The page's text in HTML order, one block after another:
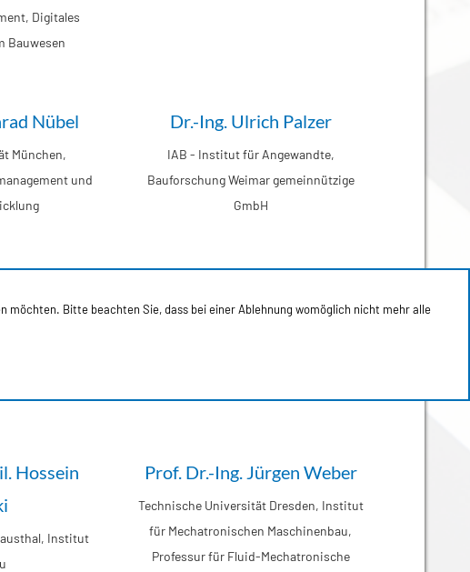
Digitales
Bauwesen
Nübel
München,
und
Dr.-Ing. Ulrich Palzer
IAB - Institut für Angewandte,
Bauforschung Weimar gemeinnützige
GmbH
Technische Universität Bergakademie
Hossein
Institut
Prof. Dr.-Ing. Jürgen Weber
Technische Universität Dresden, Institut
für Mechatronischen Maschinenbau,
Professur für Fluid-Mechatronische
möchten. Bitte beachten Sie, dass bei einer Ablehnung womöglich nicht mehr alle